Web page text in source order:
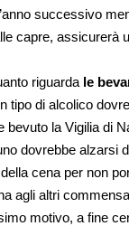
successivo
capre, assicurerà
riguarda le
tipo di alcolico
bevuto la Vigilia di
dovrebbe alzarsi
cena per non
agli altri
motivo, a fine